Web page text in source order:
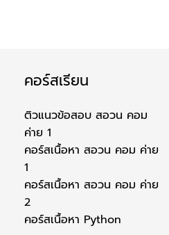
คอร์สเรียน
ติวแนวข้อสอบ สอวน คอม
ค่าย 1
คอร์สเนื้อหา สอวน คอม ค่าย
1
คอร์สเนื้อหา สอวน คอม ค่าย
2
คอร์สเนื้อหา Python